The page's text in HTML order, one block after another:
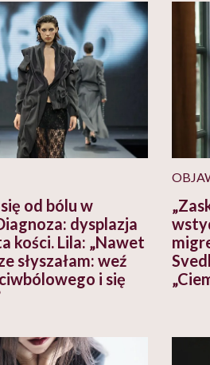
od bólu w
dysplazja
kości. Lila: „Nawet
słyszałam: weź
i się